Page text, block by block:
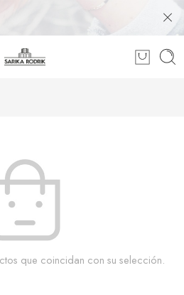
que coincidan con su selección.